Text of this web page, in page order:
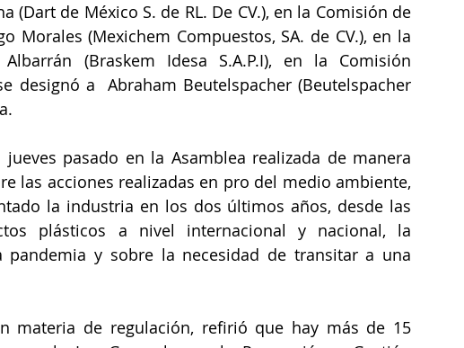
(Dart de México S. de RL. De CV.), en la Comisión de
Morales (Mexichem Compuestos, SA. de CV.), en la
(Braskem Idesa S.A.P.I), en la Comisión
designó a  Abraham Beutelspacher (Beutelspacher
pasado en la Asamblea realizada de manera
las acciones realizadas en pro del medio ambiente,
la industria en los dos últimos años, desde las
plásticos a nivel internacional y nacional, la
y sobre la necesidad de transitar a una
materia de regulación, refirió que hay más de 15